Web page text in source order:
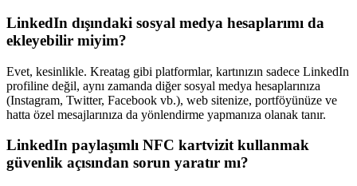
LinkedIn dışındaki sosyal medya hesaplarımı da
ekleyebilir miyim?
Evet, kesinlikle. Kreatag gibi platformlar, kartınızın sadece LinkedIn
profiline değil, aynı zamanda diğer sosyal medya hesaplarınıza
(Instagram, Twitter, Facebook vb.), web sitenize, portföyünüze ve
hatta özel mesajlarınıza da yönlendirme yapmanıza olanak tanır.
LinkedIn paylaşımlı NFC kartvizit kullanmak
güvenlik açısından sorun yaratır mı?